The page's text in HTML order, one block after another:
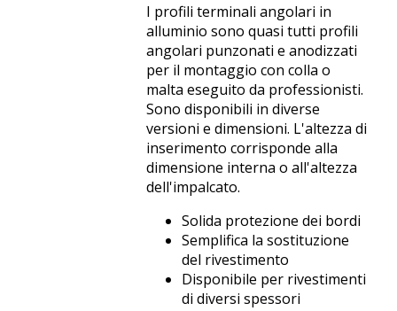
I profili terminali angolari in
alluminio sono quasi tutti profili
angolari punzonati e anodizzati
per il montaggio con colla o
malta eseguito da professionisti.
Sono disponibili in diverse
versioni e dimensioni. L'altezza di
inserimento corrisponde alla
dimensione interna o all'altezza
dell'impalcato.
Solida protezione dei bordi
Semplifica la sostituzione
del rivestimento
Disponibile per rivestimenti
di diversi spessori